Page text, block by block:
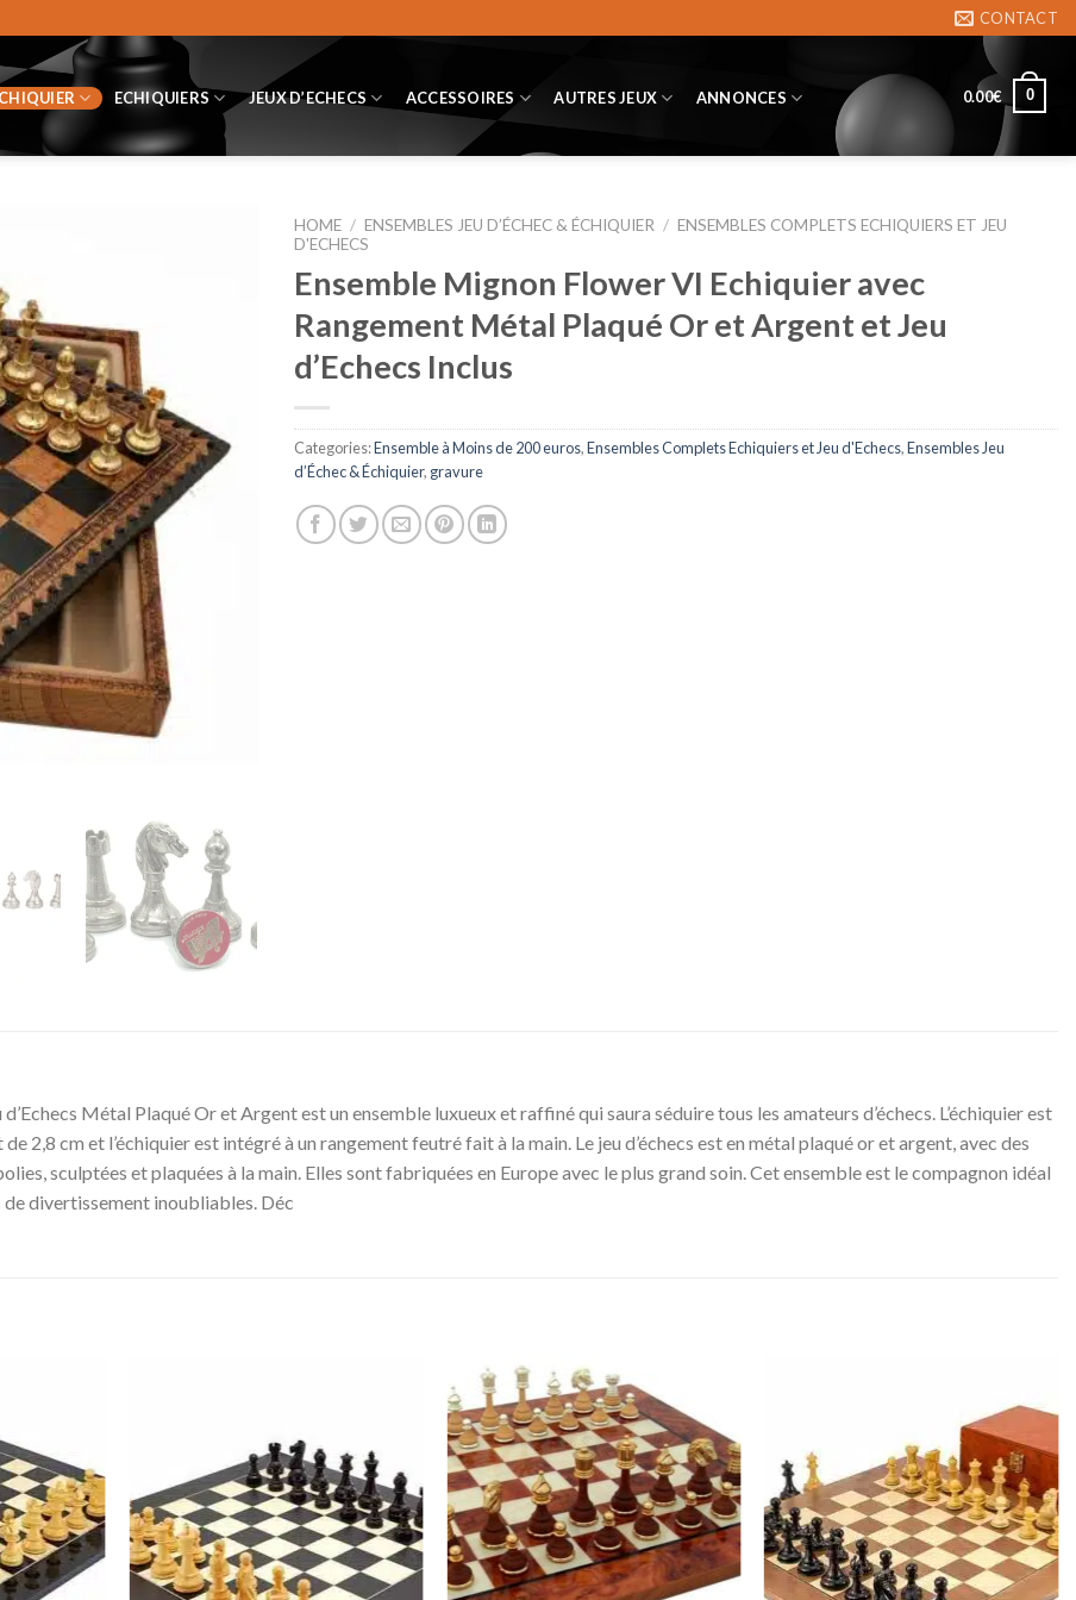
CONTACT
ECHIQUIERS JEUX D’ECHECS ACCESSOIRES AUTRES JEUX ANNONCES 0.00€ 0
HOME / ENSEMBLES JEU D’ÉCHEC & ÉCHIQUIER / ENSEMBLES COMPLETS ECHIQUIERS ET JEU
D'ECHECS
Ensemble Mignon Flower VI Echiquier avec
Rangement Métal Plaqué Or et Argent et Jeu
d’Echecs Inclus
Categories:Ensemble à Moins de 200 euros,Ensembles Complets Echiquiers et Jeu d'Echecs,Ensembles Jeu
d’Échec & Échiquier, gravure
Métal Plaqué Or et Argent est un ensemble luxueux et raffiné qui saura séduire tous les amateurs d’échecs. L’échiquier est
2,8 cm et l’échiquier est intégré à un rangement feutré fait à la main. Le jeu d’échecs est en métal plaqué or et argent, avec des
sculptées et plaquées à la main. Elles sont fabriquées en Europe avec le plus grand soin. Cet ensemble est le compagnon idéal
divertissement inoubliables. Déc